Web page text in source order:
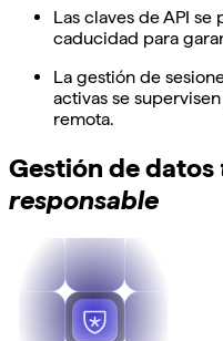
Las claves de API
caducidad para
La gestión de
activas se
remota.
Gestión de datos
responsable